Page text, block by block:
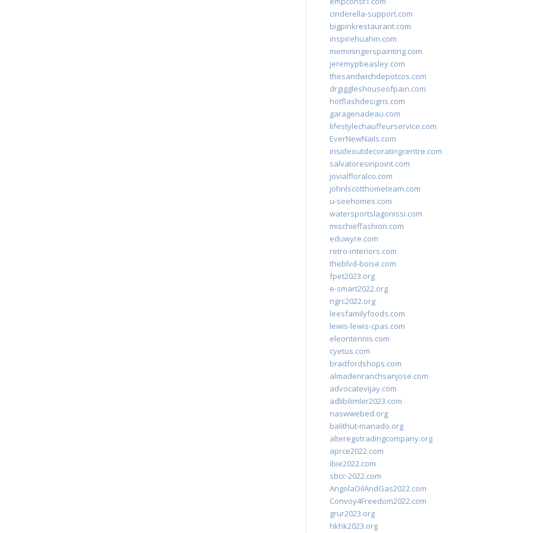
cinderella-support.com
bigpinkrestaurant.com
inspirehuahin.com
memmingerspainting.com
jeremypbeasley.com
thesandwichdepotcos.com
drgiggleshouseofpain.com
hotflashdesigns.com
garagenadeau.com
lifestylechauffeurservice.com
EverNewNails.com
insideoutdecoratingcentre.com
salvatoresinpoint.com
jovialfloralco.com
johnlscotthometeam.com
u-seehomes.com
watersportslagonissi.com
mischieffashion.com
eduwyre.com
retro-interiors.com
theblvd-boise.com
fpet2023.org
e-smart2022.org
ngrc2022.org
leesfamilyfoods.com
lewis-lewis-cpas.com
eleontennis.com
cyetus.com
bradfordshops.com
almadenranchsanjose.com
advocatevijay.com
adlibilimler2023.com
naswwebed.org
balithut-manado.org
alteregotradingcompany.org
aprce2022.com
ibie2022.com
sbcc-2022.com
AngolaOilAndGas2022.com
Convoy4Freedom2022.com
grur2023.org
hkhk2023.org